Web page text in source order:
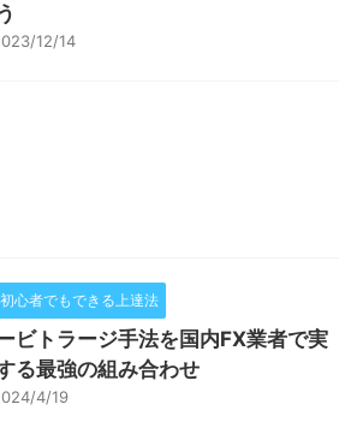
12/14
心者でもできる上達法
ビトラージ手法を国内FX業者で実
る最強の組み合わせ
4/19